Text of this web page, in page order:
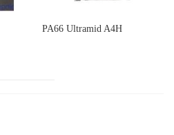
PA66 Ultramid A4H